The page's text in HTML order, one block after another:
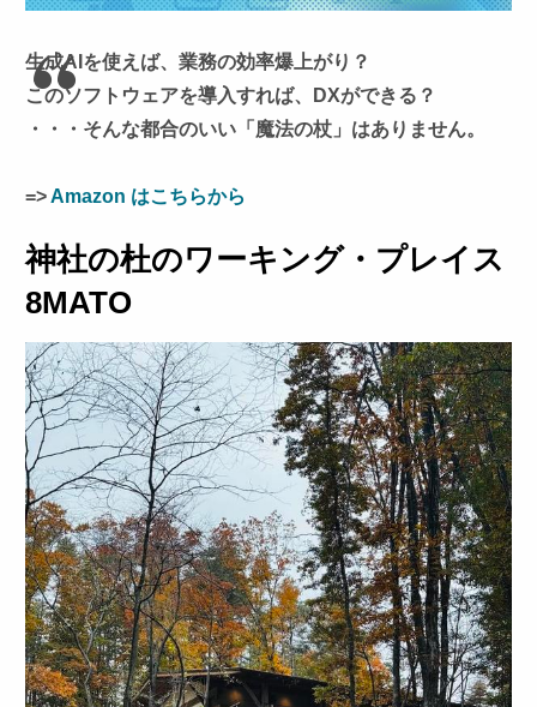
生成AIを使えば、業務の効率爆上がり？
このソフトウェアを導入すれば、DXができる？
・・・そんな都合のいい「魔法の杖」はありません。
=>Amazon はこちらから
神社の杜のワーキング・プレイス
8MATO